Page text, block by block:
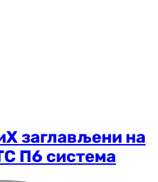
заглављени на
П6 система